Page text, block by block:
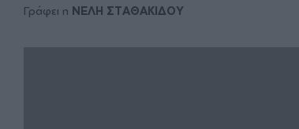
Γράφει η ΝΕΛΗ ΣΤΑΘΑΚΙΔΟΥ